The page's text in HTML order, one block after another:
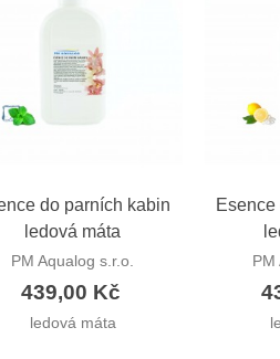
Rychlý náhled
do parních kabin
ledová máta
PM Aqualog s.r.o.
439,00 Kč
ledová máta
Esence
PM